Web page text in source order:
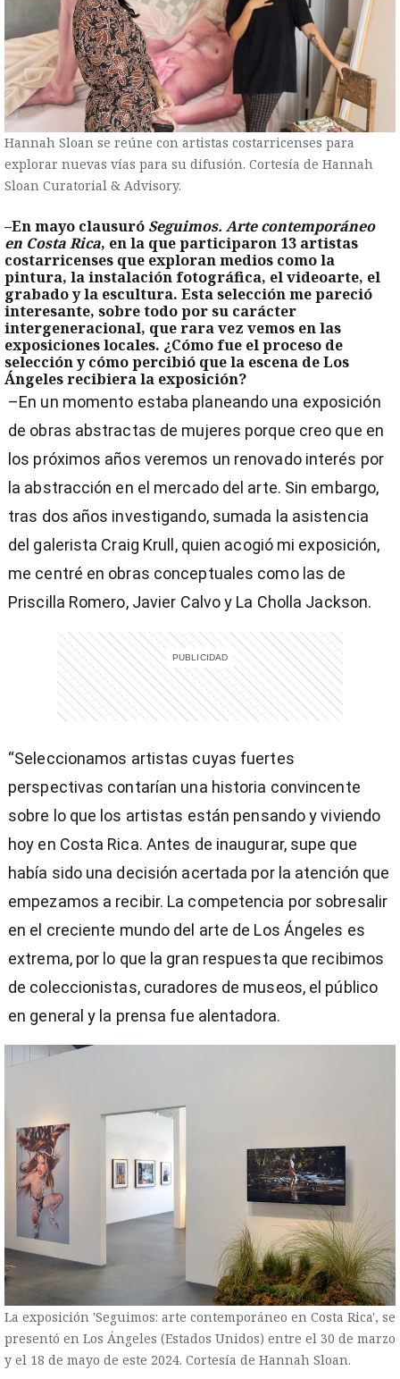
Hannah Sloan se reúne con artistas costarricenses para
explorar nuevas vías para su difusión. Cortesía de Hannah
Sloan Curatorial & Advisory.
–En mayo clausuró Seguimos. Arte contemporáneo
en Costa Rica, en la que participaron 13 artistas
costarricenses que exploran medios como la
pintura, la instalación fotográfica, el videoarte, el
grabado y la escultura. Esta selección me pareció
interesante, sobre todo por su carácter
intergeneracional, que rara vez vemos en las
exposiciones locales. ¿Cómo fue el proceso de
selección y cómo percibió que la escena de Los
Ángeles recibiera la exposición?
–En un momento estaba planeando una exposición
de obras abstractas de mujeres porque creo que en
los próximos años veremos un renovado interés por
la abstracción en el mercado del arte. Sin embargo,
tras dos años investigando, sumada la asistencia
del galerista Craig Krull, quien acogió mi exposición,
me centré en obras conceptuales como las de
Priscilla Romero, Javier Calvo y La Cholla Jackson.
“Seleccionamos artistas cuyas fuertes
perspectivas contarían una historia convincente
sobre lo que los artistas están pensando y viviendo
hoy en Costa Rica. Antes de inaugurar, supe que
había sido una decisión acertada por la atención que
empezamos a recibir. La competencia por sobresalir
en el creciente mundo del arte de Los Ángeles es
extrema, por lo que la gran respuesta que recibimos
de coleccionistas, curadores de museos, el público
en general y la prensa fue alentadora.
La exposición 'Seguimos: arte contemporáneo en Costa Rica', se
presentó en Los Ángeles (Estados Unidos) entre el 30 de marzo
y el 18 de mayo de este 2024. Cortesía de Hannah Sloan.